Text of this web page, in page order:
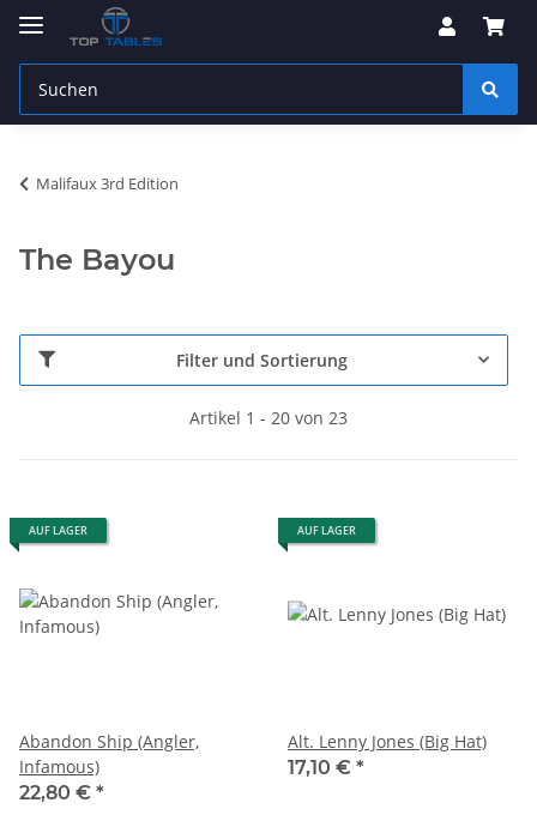
Malifaux 3rd Edition
The Bayou
Filter und Sortierung
Artikel 1 - 20 von 23
AUF LAGER
Abandon Ship (Angler,
Infamous)
22,80 € *
AUF LAGER
Alt. Lenny Jones (Big Hat)
17,10 € *